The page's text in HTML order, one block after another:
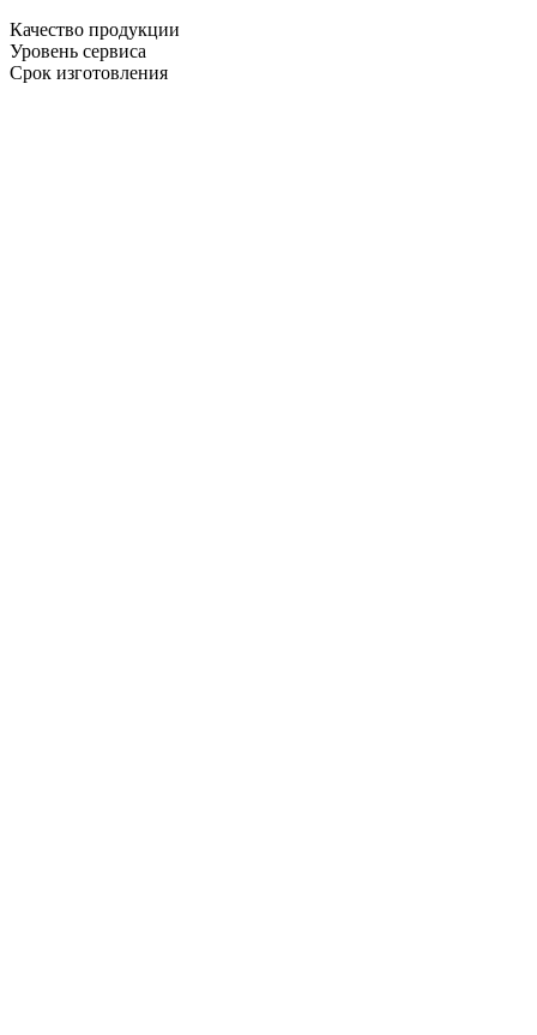
Качество продукции
Уровень сервиса
Срок изготовления